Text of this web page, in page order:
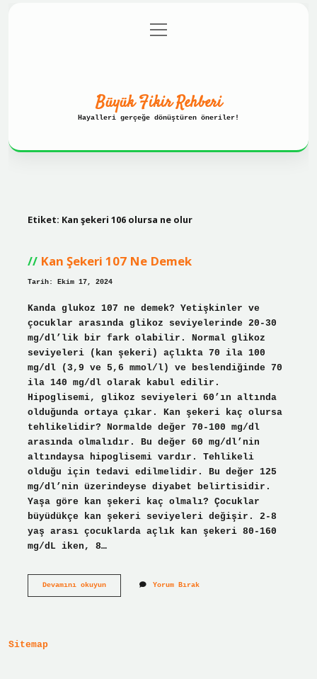
Gizlilik Politikası
menüyü
aç
Büyük Fikir Rehberi
Hayalleri gerçeğe dönüştüren öneriler!
Etiket: Kan şekeri 106 olursa ne olur
Kan Şekeri 107 Ne Demek
Tarih: Ekim 17, 2024
Kanda glukoz 107 ne demek? Yetişkinler ve
çocuklar arasında glikoz seviyelerinde 20-30
mg/dl’lik bir fark olabilir. Normal glikoz
seviyeleri (kan şekeri) açlıkta 70 ila 100
mg/dl (3,9 ve 5,6 mmol/l) ve beslendiğinde 70
ila 140 mg/dl olarak kabul edilir.
Hipoglisemi, glikoz seviyeleri 60’ın altında
olduğunda ortaya çıkar. Kan şekeri kaç olursa
tehlikelidir? Normalde değer 70-100 mg/dl
arasında olmalıdır. Bu değer 60 mg/dl’nin
altındaysa hipoglisemi vardır. Tehlikeli
olduğu için tedavi edilmelidir. Bu değer 125
mg/dl’nin üzerindeyse diyabet belirtisidir.
Yaşa göre kan şekeri kaç olmalı? Çocuklar
büyüdükçe kan şekeri seviyeleri değişir. 2-8
yaş arası çocuklarda açlık kan şekeri 80-160
mg/dL iken, 8…
Devamını okuyunKan
Yorum Bırak
Sitemap